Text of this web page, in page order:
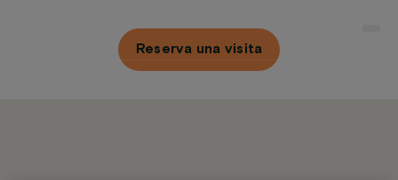
Reserva una visita